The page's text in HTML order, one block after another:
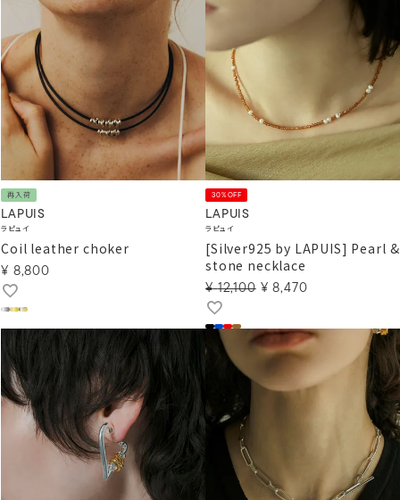
再入荷
LAPUIS
ラピュイ
Coil leather choker
¥ 8,800
30%OFF
LAPUIS
ラピュイ
[Silver925 by LAPUIS] Pearl &
stone necklace
¥ 12,100 ¥ 8,470